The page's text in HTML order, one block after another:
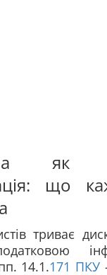
як
що
триває
14.1.171 ПКУ